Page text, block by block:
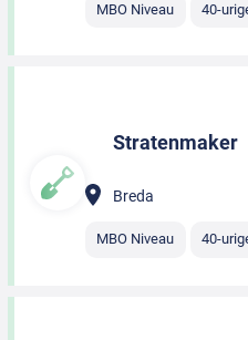
MBO Niveau 40-
Stratenmaker
Breda
MBO Niveau 40-